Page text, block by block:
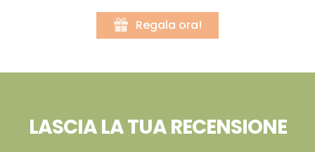
Regala ora!
LASCIA LA TUA RECENSIONE